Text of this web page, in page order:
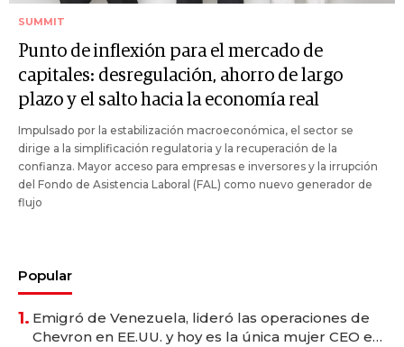
SUMMIT
Punto de inflexión para el mercado de
capitales: desregulación, ahorro de largo
plazo y el salto hacia la economía real
Impulsado por la estabilización macroeconómica, el sector se
dirige a la simplificación regulatoria y la recuperación de la
confianza. Mayor acceso para empresas e inversores y la irrupción
del Fondo de Asistencia Laboral (FAL) como nuevo generador de
flujo
Popular
1. Emigró de Venezuela, lideró las operaciones de
Chevron en EE.UU. y hoy es la única mujer CEO en